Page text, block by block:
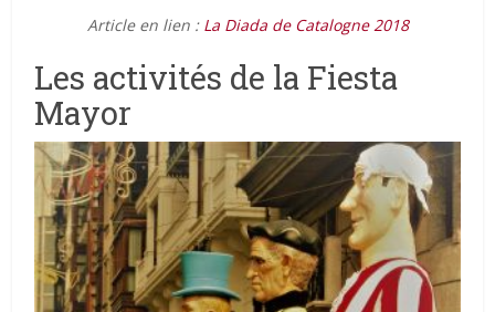
Article en lien : La Diada de Catalogne 2018
Les activités de la Fiesta
Mayor